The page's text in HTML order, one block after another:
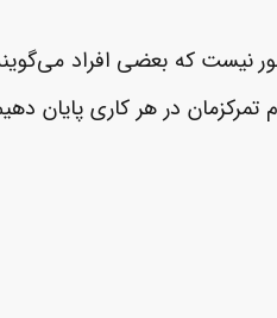
نیست که بعضی افراد
تمرکزمان در هر کاری